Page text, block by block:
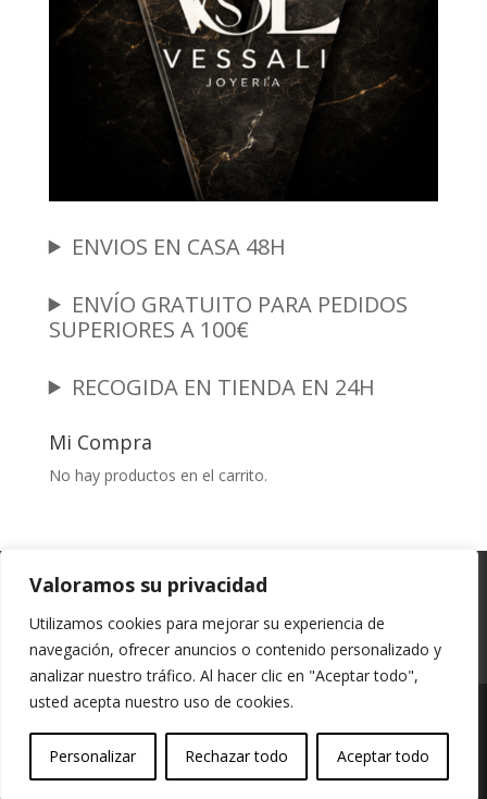
Valoramos su privacidad
Utilizamos cookies para mejorar su experiencia de
navegación, ofrecer anuncios o contenido personalizado y
analizar nuestro tráfico. Al hacer clic en "Aceptar todo",
usted acepta nuestro uso de cookies.
Personalizar Rechazar todo Aceptar todo
ENVIOS EN CASA 48H
ENVÍO GRATUITO PARA PEDIDOS
SUPERIORES A 100€
RECOGIDA EN TIENDA EN 24H
Mi Compra
No hay productos en el carrito.
Garantia y Autenticidad
Política de Privacidad
Políticas de Cookies
Mi cuenta
Vessali Joyería, derechos de autor protegidos